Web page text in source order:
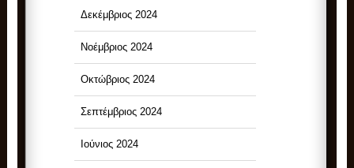
Δεκέμβριος 2024
Νοέμβριος 2024
Οκτώβριος 2024
Σεπτέμβριος 2024
Ιούνιος 2024